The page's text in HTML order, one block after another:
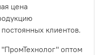
цена
клиентов.
оптом